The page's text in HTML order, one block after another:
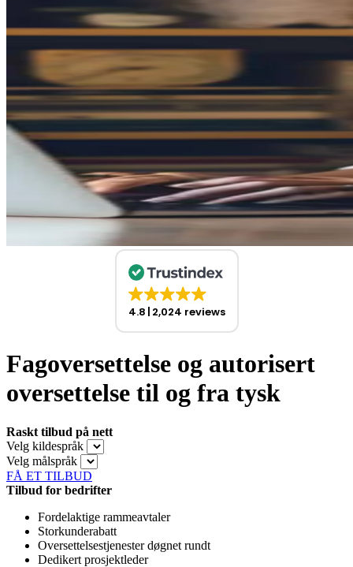
4.8 2,024 reviews
Fagoversettelse og autorisert
oversettelse til og fra tysk
Raskt tilbud på nett
Velg kildespråk
Velg målspråk
FÅ ET TILBUD
Tilbud for bedrifter
Fordelaktige rammeavtaler
Storkunderabatt
Oversettelsestjenester døgnet rundt
Dedikert prosjektleder